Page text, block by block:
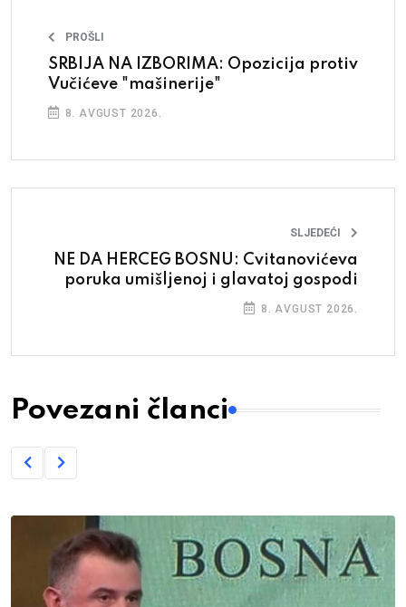
PROŠLI
SRBIJA NA IZBORIMA: Opozicija protiv
Vučićeve "mašinerije"
8. AVGUST 2026.
SLJEDEĆI
NE DA HERCEG BOSNU: Cvitanovićeva
poruka umišljenoj i glavatoj gospodi
8. AVGUST 2026.
Povezani članci